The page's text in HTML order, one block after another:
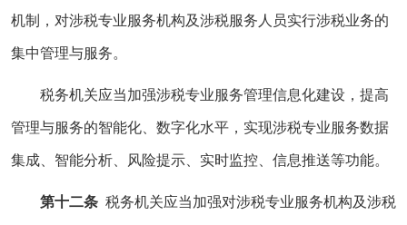
机制，对涉税专业服务机构及涉税服务人员实行涉税业务的
集中管理与服务。
税务机关应当加强涉税专业服务管理信息化建设，提高
管理与服务的智能化、数字化水平，实现涉税专业服务数据
集成、智能分析、风险提示、实时监控、信息推送等功能。
第十二条 税务机关应当加强对涉税专业服务机构及涉税